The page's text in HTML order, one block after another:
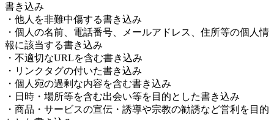
書き込み
・他人を非難中傷する書き込み
・個人の名前、電話番号、メールアドレス、住所等の個人情
報に該当する書き込み
・不適切なURLを含む書き込み
・リンクタグの付いた書き込み
・個人宛の過剰な内容を含む書き込み
・日時・場所等を含む出会い等を目的とした書き込み
・商品・サービスの宣伝・誘導や宗教の勧誘など営利を目的